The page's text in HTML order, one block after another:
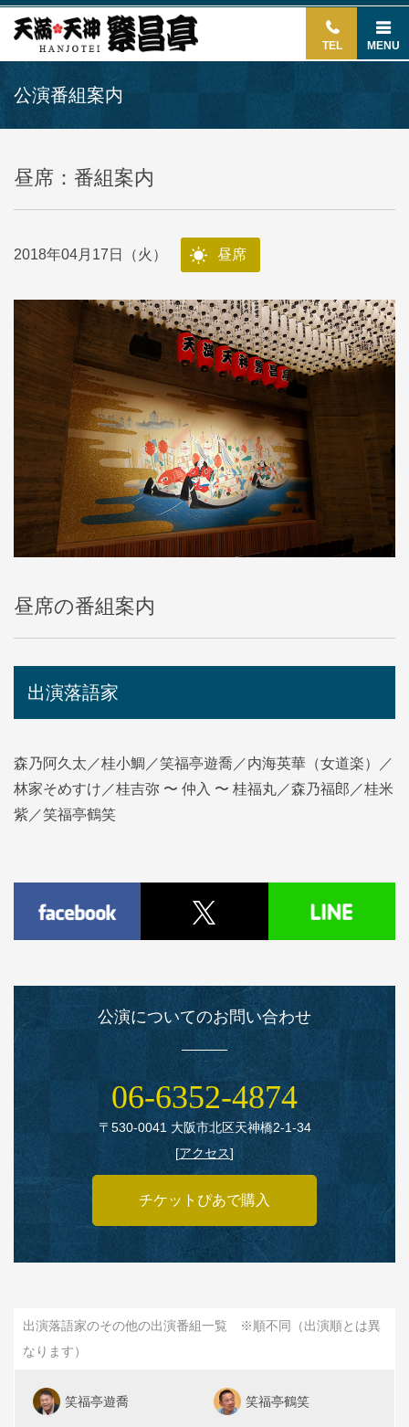
TEL MENU
公演番組案内
昼席：番組案内
2018年04月17日（火） 昼席
昼席の番組案内
出演落語家
森乃阿久太／桂小鯛／笑福亭遊喬／内海英華（女道楽）／
林家そめすけ／桂吉弥 〜 仲入 〜 桂福丸／森乃福郎／桂米
紫／笑福亭鶴笑
公演についてのお問い合わせ
06‑6352‑4874
〒530‑0041 大阪市北区天神橋2‑1‑34
[アクセス]
チケットぴあで購入
出演落語家のその他の出演番組一覧 ※順不同（出演順とは異
なります）
笑福亭遊喬 笑福亭鶴笑